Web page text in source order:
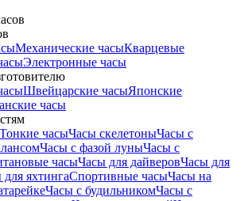
Механические часыКварцевые
Электронные часы
Швейцарские часыЯпонские
часы
Тонкие часыЧасы скелетоныЧасы с
Часы с фазой луныЧасы с
часыЧасы для дайверовЧасы для
яхтингаСпортивные часыЧасы на
Часы с будильникомЧасы с